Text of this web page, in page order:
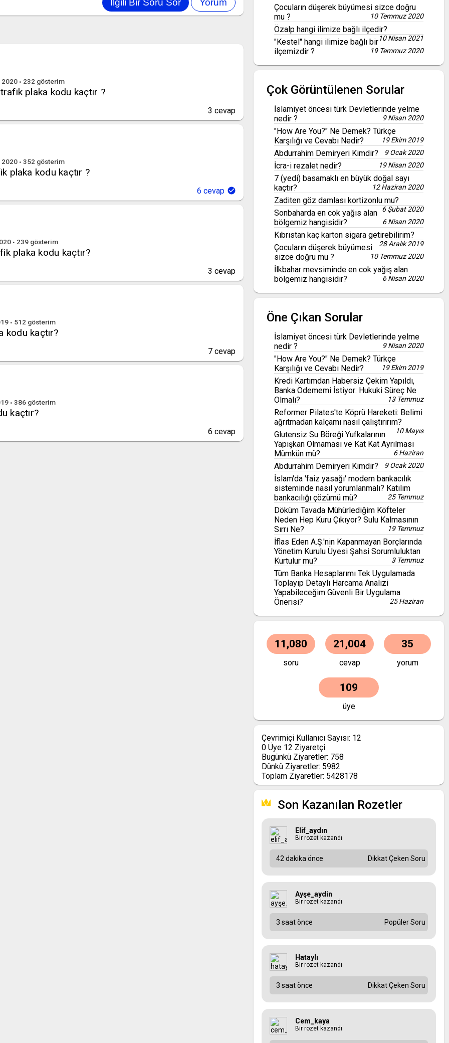
2020 232 gösterim
plaka kodu kaçtır ?
3 cevap
2020 352 gösterim
plaka kodu kaçtır ?
6 cevap
239 gösterim
plaka kodu kaçtır?
3 cevap
512 gösterim
kodu kaçtır?
7 cevap
386 gösterim
kaçtır?
6 cevap
Çocuların düşerek büyümesi sizce doğru
mu ?
10 Temmuz 2020
Özalp hangi ilimize bağlı ilçedir?
10 Nisan 2021
"Kestel" hangi ilimize bağlı bir
ilçemizdir ?
19 Temmuz 2020
Çok Görüntülenen Sorular
İslamiyet öncesi türk Devletlerinde yelme
nedir ?
9 Nisan 2020
"How Are You?" Ne Demek? Türkçe
Karşılığı ve Cevabı Nedir?
19 Ekim 2019
Abdurrahim Demiryeri Kimdir? 9 Ocak 2020
İcra-i rezalet nedir? 19 Nisan 2020
7 (yedi) basamaklı en büyük doğal sayı
kaçtır?
12 Haziran 2020
Zaditen göz damlası kortizonlu mu?
6 Şubat 2020
Sonbaharda en cok yağıs alan
bölgemiz hangisidir?
6 Nisan 2020
Kıbrıstan kaç karton sigara getirebilirim?
28 Aralık 2019
Çocuların düşerek büyümesi
sizce doğru mu ?
10 Temmuz 2020
İlkbahar mevsiminde en cok yağış alan
bölgemiz hangisidir?
6 Nisan 2020
Öne Çıkan Sorular
İslamiyet öncesi türk Devletlerinde yelme
nedir ?
9 Nisan 2020
"How Are You?" Ne Demek? Türkçe
Karşılığı ve Cevabı Nedir?
19 Ekim 2019
Kredi Kartımdan Habersiz Çekim Yapıldı,
Banka Ödememi İstiyor: Hukuki Süreç Ne
Olmalı?
13 Temmuz
Reformer Pilates'te Köprü Hareketi: Belimi
ağrıtmadan kalçamı nasıl çalıştırırım?
10 Mayıs
Glutensiz Su Böreği Yufkalarının
Yapışkan Olmaması ve Kat Kat Ayrılması
Mümkün mü?
6 Haziran
Abdurrahim Demiryeri Kimdir? 9 Ocak 2020
İslam'da 'faiz yasağı' modern bankacılık
sisteminde nasıl yorumlanmalı? Katılım
bankacılığı çözümü mü?
25 Temmuz
Döküm Tavada Mühürlediğim Köfteler
Neden Hep Kuru Çıkıyor? Sulu Kalmasının
Sırrı Ne?
19 Temmuz
İflas Eden A.Ş.'nin Kapanmayan Borçlarında
Yönetim Kurulu Üyesi Şahsi Sorumluluktan
Kurtulur mu?
3 Temmuz
Tüm Banka Hesaplarımı Tek Uygulamada
Toplayıp Detaylı Harcama Analizi
Yapabileceğim Güvenli Bir Uygulama
Önerisi?
25 Haziran
11,080
soru
21,004
cevap
35
yorum
109
üye
Çevrimiçi Kullanıcı Sayısı: 12
0 Üye 12 Ziyaretçi
Bugünkü Ziyaretler: 758
Dünkü Ziyaretler: 5982
Toplam Ziyaretler: 5428178
Son Kazanılan Rozetler
Elif_aydın
Bir rozet kazandı
42 dakika önce Dikkat Çeken Soru
Ayşe_aydin
Bir rozet kazandı
3 saat önce Popüler Soru
Hataylı
Bir rozet kazandı
3 saat önce Dikkat Çeken Soru
Cem_kaya
Bir rozet kazandı